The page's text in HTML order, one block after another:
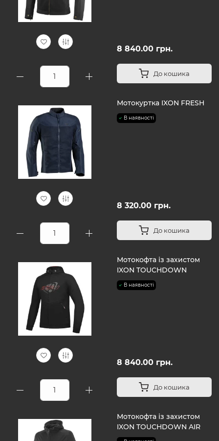
8 840.00 грн.
До кошика
Мотокуртка IXON FRESH
В наявності
8 320.00 грн.
До кошика
Мотокофта із захистом
IXON TOUCHDOWN
В наявності
8 840.00 грн.
До кошика
Мотокофта із захистом
IXON TOUCHDOWN AIR